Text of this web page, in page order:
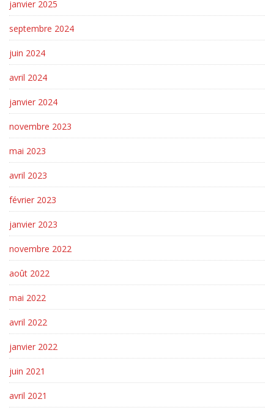
janvier 2025
septembre 2024
juin 2024
avril 2024
janvier 2024
novembre 2023
mai 2023
avril 2023
février 2023
janvier 2023
novembre 2022
août 2022
mai 2022
avril 2022
janvier 2022
juin 2021
avril 2021